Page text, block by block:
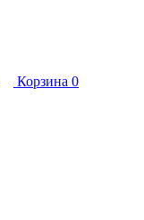
Корзина 0